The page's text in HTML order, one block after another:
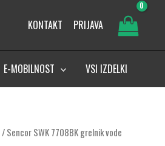
KONTAKT PRIJAVA
E-MOBILNOST VSI IZDELKI
/ Sencor SWK 7708BK grelnik vode